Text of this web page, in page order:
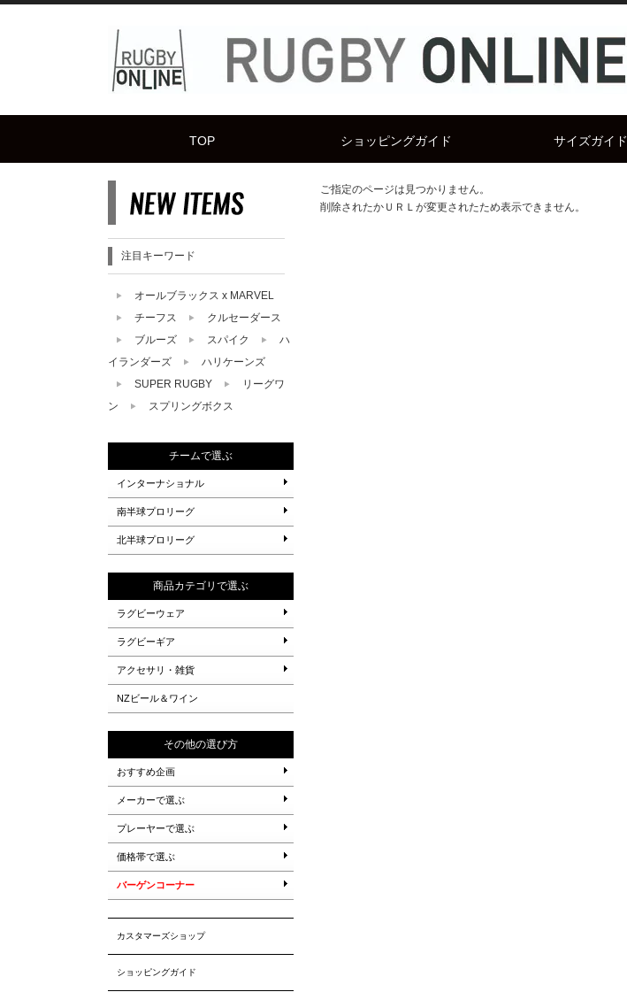
TOP ショッピングガイド サイズガイド
ご指定のページは見つかりません。
削除されたかＵＲＬが変更されたため表示できません。
注目キーワード
オールブラックス x MARVEL
チーフス
クルセーダース
ブルーズ
スパイク
ハ
イランダーズ
ハリケーンズ
SUPER RUGBY
リーグワ
ン
スプリングボクス
チームで選ぶ
インターナショナル
南半球プロリーグ
北半球プロリーグ
商品カテゴリで選ぶ
ラグビーウェア
ラグビーギア
アクセサリ・雑貨
NZビール＆ワイン
その他の選び方
おすすめ企画
メーカーで選ぶ
プレーヤーで選ぶ
価格帯で選ぶ
バーゲンコーナー
カスタマーズショップ
ショッピングガイド